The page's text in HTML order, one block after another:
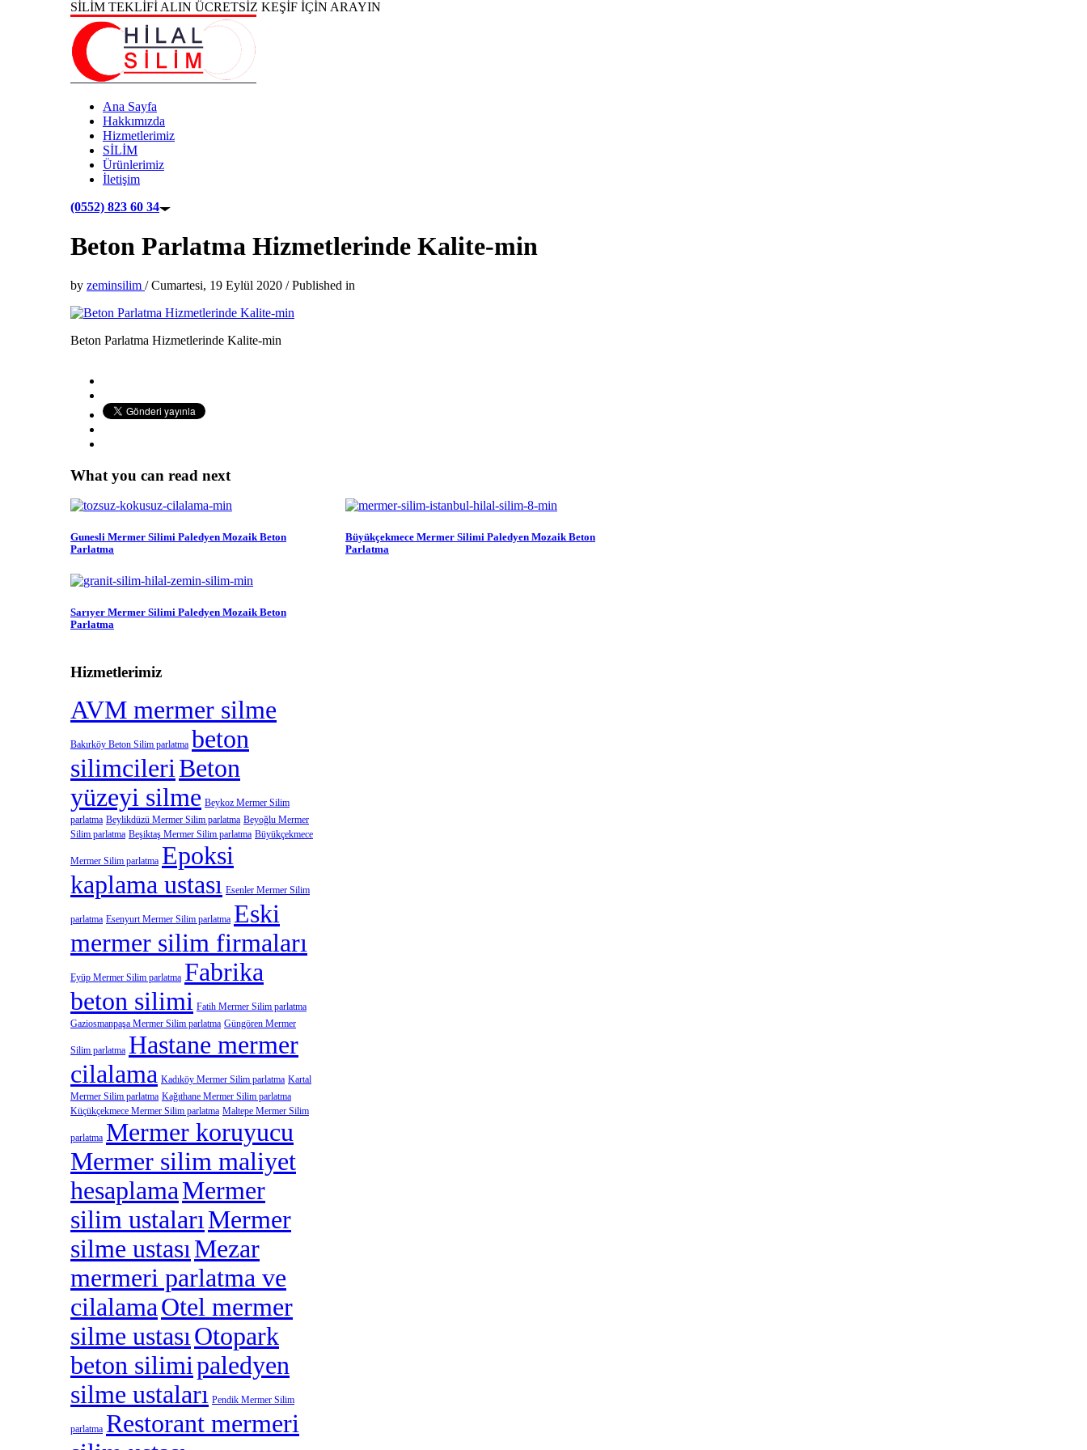
SİLİM TEKLİFİ ALIN ÜCRETSİZ KEŞİF İÇİN ARAYIN
Ana Sayfa
Hakkımızda
Hizmetlerimiz
SİLİM
Ürünlerimiz
İletişim
(0552) 823 60 34
Beton Parlatma Hizmetlerinde Kalite-min
by zeminsilim /Cumartesi, 19 Eylül 2020 /Published in
Beton Parlatma Hizmetlerinde Kalite-min
What you can read next
Gunesli Mermer Silimi Paledyen Mozaik Beton
Parlatma
Büyükçekmece Mermer Silimi Paledyen Mozaik Beton
Parlatma
Sarıyer Mermer Silimi Paledyen Mozaik Beton
Parlatma
Hizmetlerimiz
AVM mermer silme
Bakırköy Beton Silim parlatma beton
silimcileriBeton
yüzeyi silme Beykoz Mermer Silim
parlatma Beylikdüzü Mermer Silim parlatma Beyoğlu Mermer
Silim parlatma Beşiktaş Mermer Silim parlatma Büyükçekmece
Mermer Silim parlatma Epoksi
kaplama ustası Esenler Mermer Silim
parlatma Esenyurt Mermer Silim parlatma Eski
mermer silim firmaları
Eyüp Mermer Silim parlatma Fabrika
beton silimi Fatih Mermer Silim parlatma
Gaziosmanpaşa Mermer Silim parlatma Güngören Mermer
Silim parlatma Hastane mermer
cilalama Kadıköy Mermer Silim parlatma Kartal
Mermer Silim parlatma Kağıthane Mermer Silim parlatma
Küçükçekmece Mermer Silim parlatma Maltepe Mermer Silim
parlatma Mermer koruyucu
Mermer silim maliyet
hesaplamaMermer
silim ustalarıMermer
silme ustasıMezar
mermeri parlatma ve
cilalamaOtel mermer
silme ustasıOtopark
beton silimipaledyen
silme ustaları Pendik Mermer Silim
parlatma Restorant mermeri